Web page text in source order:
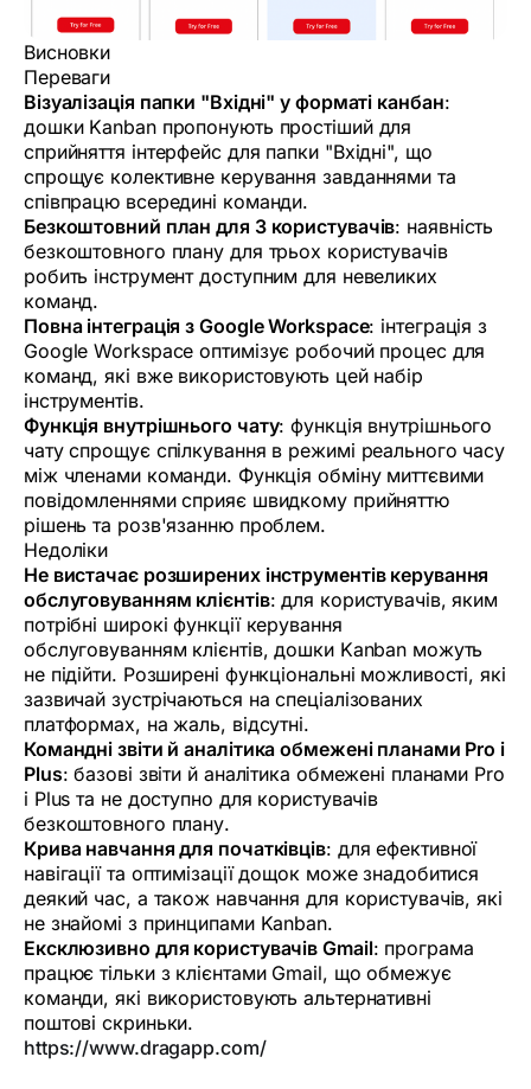
Висновки
Переваги
Візуалізація папки "Вхідні" у форматі канбан:
дошки Kanban пропонують простіший для
сприйняття інтерфейс для папки "Вхідні", що
спрощує колективне керування завданнями та
співпрацю всередині команди.
Безкоштовний план для 3 користувачів: наявність
безкоштовного плану для трьох користувачів
робить інструмент доступним для невеликих
команд.
Повна інтеграція з Google Workspace: інтеграція з
Google Workspace оптимізує робочий процес для
команд, які вже використовують цей набір
інструментів.
Функція внутрішнього чату: функція внутрішнього
чату спрощує спілкування в режимі реального часу
між членами команди. Функція обміну миттєвими
повідомленнями сприяє швидкому прийняттю
рішень та розв'язанню проблем.
Недоліки
Не вистачає розширених інструментів керування
обслуговуванням клієнтів: для користувачів, яким
потрібні широкі функції керування
обслуговуванням клієнтів, дошки Kanban можуть
не підійти. Розширені функціональні можливості, які
зазвичай зустрічаються на спеціалізованих
платформах, на жаль, відсутні.
Командні звіти й аналітика обмежені планами Pro і
Plus: базові звіти й аналітика обмежені планами Pro
і Plus та не доступно для користувачів
безкоштовного плану.
Крива навчання для початківців: для ефективної
навігації та оптимізації дощок може знадобитися
деякий час, а також навчання для користувачів, які
не знайомі з принципами Kanban.
Ексклюзивно для користувачів Gmail: програма
працює тільки з клієнтами Gmail, що обмежує
команди, які використовують альтернативні
поштові скриньки.
https://www.dragapp.com/